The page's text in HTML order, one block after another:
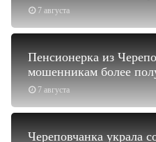
7 августа
7 августа
Пенсионерка из
мошенникам более
Череповчанка украла